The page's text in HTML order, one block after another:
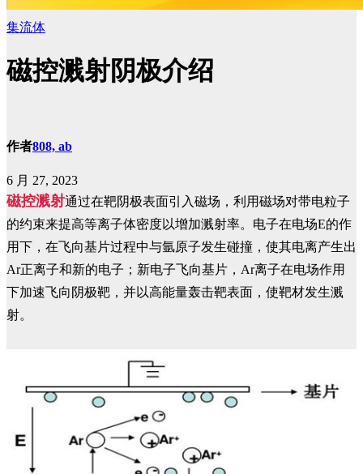
集流体
磁控溅射阴极介绍
作者808, ab
6 月 27, 2023
磁控溅射通过在靶阴极表面引入磁场，利用磁场对带电粒子
的约束来提高等离子体密度以增加溅射率。电子在电场E的作
用下，在飞向基片过程中与氩原子发生碰撞，使其电离产生出
Ar正离子和新的电子；新电子飞向基片，Ar离子在电场作用
下加速飞向阴极靶，并以高能量轰击靶表面，使靶材发生溅
射。